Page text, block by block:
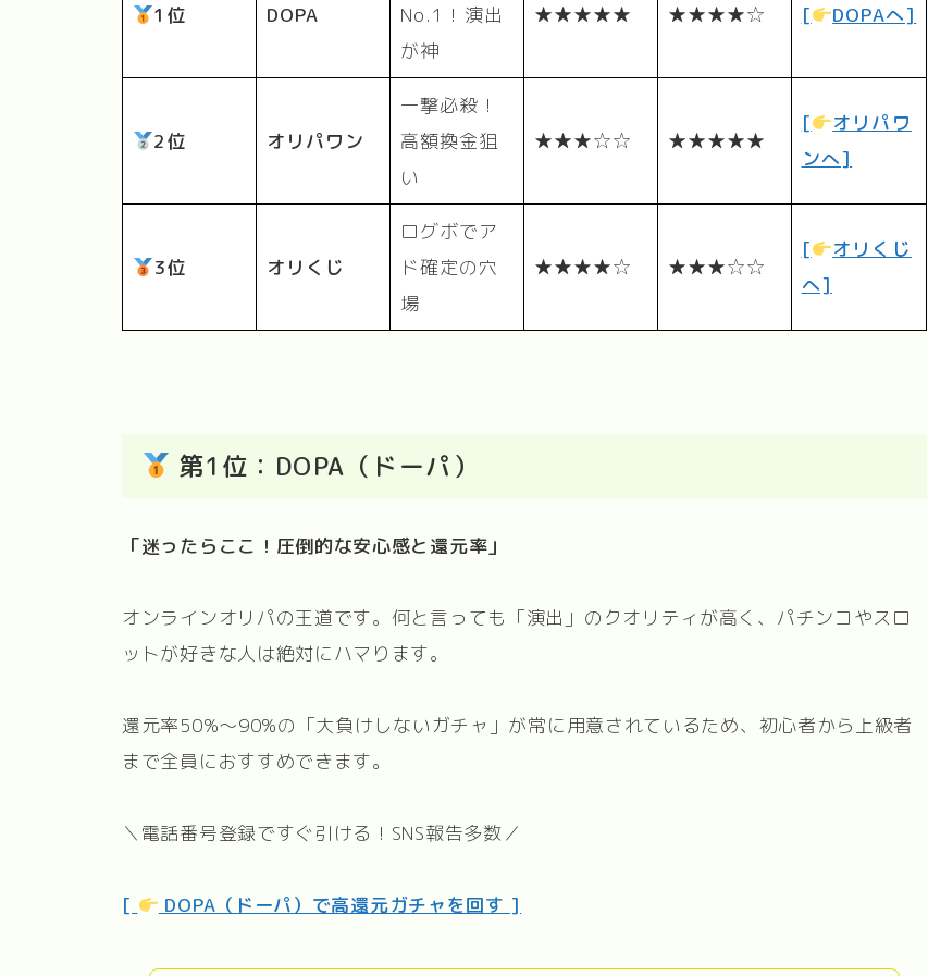
1位 DOPA
No.1！演出
が神
★★★★★ ★★★★☆ [ DOPAへ]
2位 オリパワン
一撃必殺！
高額換金狙
い
★★★☆☆ ★★★★★
[
オリパワ
ンへ]
3位 オリくじ
ログボでア
ド確定の穴
場
★★★★☆ ★★★☆☆
[
オリくじ
へ]
第1位：DOPA（ドーパ）
「迷ったらここ！圧倒的な安心感と還元率」
オンラインオリパの王道です。何と言っても「演出」のクオリティが高く、パチンコやスロ
ットが好きな人は絶対にハマります。
還元率50%〜90%の「大負けしないガチャ」が常に用意されているため、初心者から上級者
まで全員におすすめできます。
＼電話番号登録ですぐ引ける！SNS報告多数／
[ DOPA（ドーパ）で高還元ガチャを回す ]